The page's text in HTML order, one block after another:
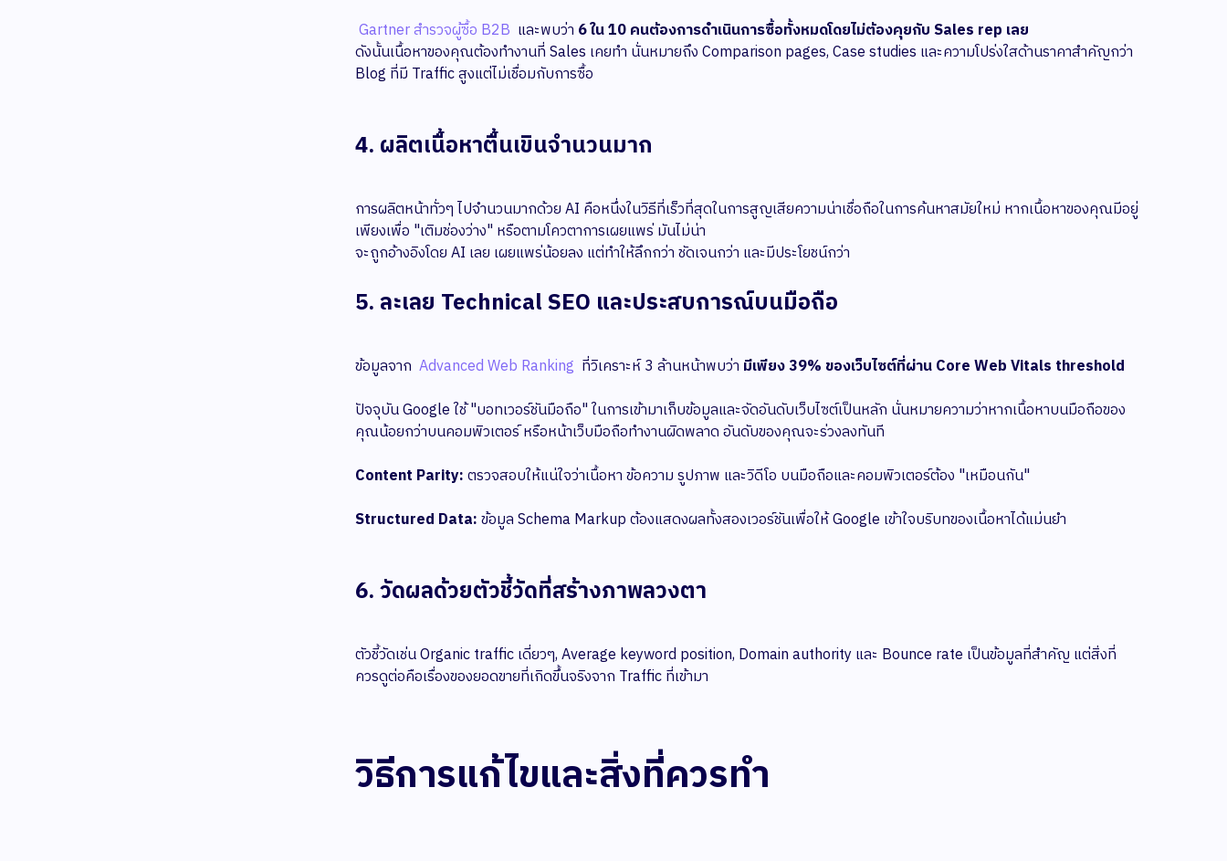
Gartner สำรวจผู้ซื้อ B2B และพบว่า 6 ใน 10 คนต้องการดำเนินการซื้อทั้งหมดโดยไม่ต้องคุยกับ Sales rep เลย
ดังนั้นเนื้อหาของคุณต้องทำงานที่ Sales เคยทำ นั่นหมายถึง Comparison pages, Case studies และความโปร่งใสด้านราคาสำคัญกว่า
Blog ที่มี Traffic สูงแต่ไม่เชื่อมกับการซื้อ
4. ผลิตเนื้อหาตื้นเขินจำนวนมาก
การผลิตหน้าทั่วๆ ไปจำนวนมากด้วย AI คือหนึ่งในวิธีที่เร็วที่สุดในการสูญเสียความน่าเชื่อถือในการค้นหาสมัยใหม่ หากเนื้อหาของคุณมีอยู่
เพียงเพื่อ "เติมช่องว่าง" หรือตามโควตาการเผยแพร่ มันไม่น่า
จะถูกอ้างอิงโดย AI เลย เผยแพร่น้อยลง แต่ทำให้ลึกกว่า ชัดเจนกว่า และมีประโยชน์กว่า
5. ละเลย Technical SEO และประสบการณ์บนมือถือ
ข้อมูลจาก Advanced Web Ranking ที่วิเคราะห์ 3 ล้านหน้าพบว่า มีเพียง 39% ของเว็บไซต์ที่ผ่าน Core Web Vitals threshold
​​ปัจจุบัน Google ใช้ "บอทเวอร์ชันมือถือ" ในการเข้ามาเก็บข้อมูลและจัดอันดับเว็บไซต์เป็นหลัก นั่นหมายความว่าหากเนื้อหาบนมือถือของ
คุณน้อยกว่าบนคอมพิวเตอร์ หรือหน้าเว็บมือถือทำงานผิดพลาด อันดับของคุณจะร่วงลงทันที
Content Parity:ตรวจสอบให้แน่ใจว่าเนื้อหา ข้อความ รูปภาพ และวิดีโอ บนมือถือและคอมพิวเตอร์ต้อง "เหมือนกัน"
Structured Data:ข้อมูล Schema Markup ต้องแสดงผลทั้งสองเวอร์ชันเพื่อให้ Google เข้าใจบริบทของเนื้อหาได้แม่นยำ
6. วัดผลด้วยตัวชี้วัดที่สร้างภาพลวงตา
ตัวชี้วัดเช่น Organic traffic เดี่ยวๆ, Average keyword position, Domain authority และ Bounce rate เป็นข้อมูลที่สำคัญ แต่สิ่งที่
ควรดูต่อคือเรื่องของยอดขายที่เกิดขึ้นจริงจาก Traffic ที่เข้ามา
วิธีการแก้ไขและสิ่งที่ควรทำ